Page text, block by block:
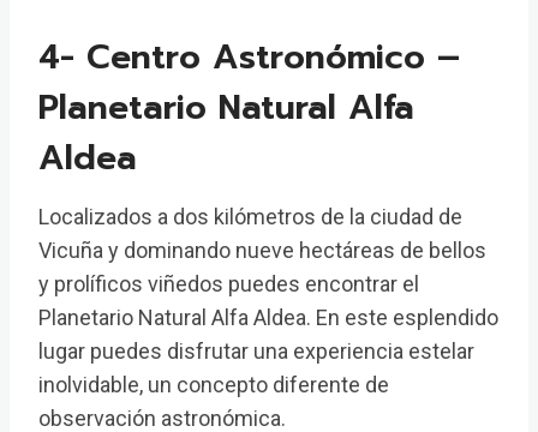
4- Centro Astronómico –
Planetario Natural Alfa
Aldea
Localizados a dos kilómetros de la ciudad de
Vicuña y dominando nueve hectáreas de bellos
y prolíficos viñedos puedes encontrar el
Planetario Natural Alfa Aldea. En este esplendido
lugar puedes disfrutar una experiencia estelar
inolvidable, un concepto diferente de
observación astronómica.